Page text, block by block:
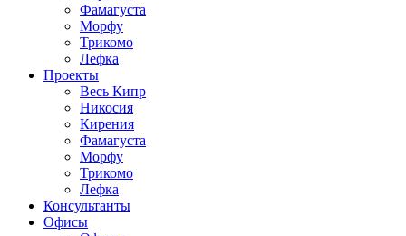
Фамагуста
Морфу
Трикомо
Лефка
Проекты
Весь Кипр
Никосия
Кирения
Фамагуста
Морфу
Трикомо
Лефка
Консультанты
Офисы